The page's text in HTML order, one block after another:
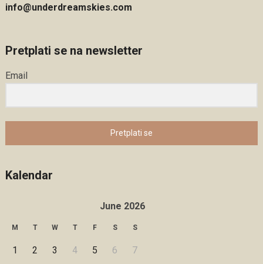
info@underdreamskies.com
Pretplati se na newsletter
Email
Pretplati se
Kalendar
June 2026
M T W T F S S
1 2 3 4 5 6 7